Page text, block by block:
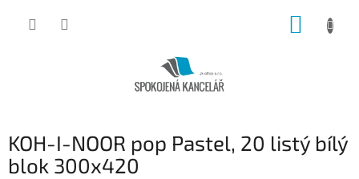
KOH-I-NOOR pop Pastel, 20 listý bílý
blok 300x420